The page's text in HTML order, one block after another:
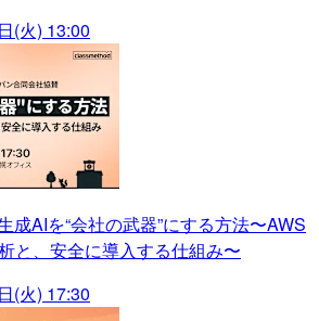
(火) 13:00
成AIを“会社の武器”にする方法〜AWS
と、安全に導入する仕組み〜
(火) 17:30